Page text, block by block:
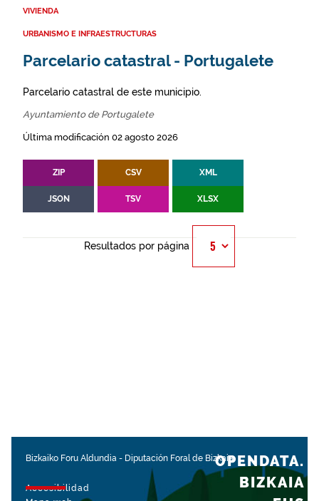
VIVIENDA
URBANISMO E INFRAESTRUCTURAS
Parcelario catastral - Portugalete
Parcelario catastral de este municipio.
Ayuntamiento de Portugalete
Última modificación 02 agosto 2026
ZIP CSV XML
JSON TSV XLSX
Resultados por página
Bizkaiko Foru Aldundia - Diputación Foral de Bizkaia
Accesibilidad
OPENDATA.
BIZKAIA